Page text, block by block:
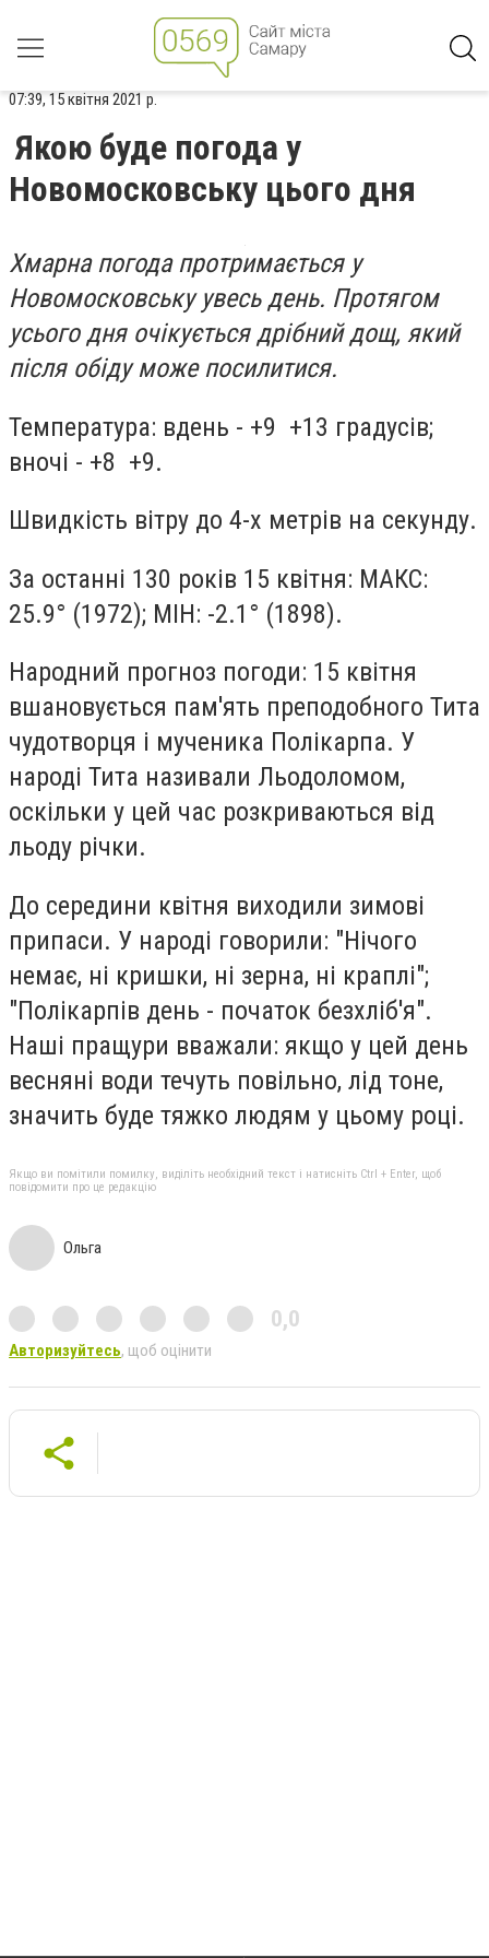
07:39, 15 квітня 2021 р.
Якою буде погода у
Новомосковську цього дня
Хмарна погода протримається у
Новомосковську увесь день. Протягом
усього дня очікується дрібний дощ, який
після обіду може посилитися.
Температура: вдень - +9 +13 градусів;
вночі - +8 +9.
Швидкість вітру до 4-х метрів на секунду.
За останні 130 років 15 квітня: МАКС:
25.9° (1972); МІН: -2.1° (1898).
Народний прогноз погоди: 15 квітня
вшановується пам'ять преподобного Тита
чудотворця і мученика Полікарпа. У
народі Тита називали Льодоломом,
оскільки у цей час розкриваються від
льоду річки.
До середини квітня виходили зимові
припаси. У народі говорили: "Нічого
немає, ні кришки, ні зерна, ні краплі";
"Полікарпів день - початок безхліб'я".
Наші пращури вважали: якщо у цей день
весняні води течуть повільно, лід тоне,
значить буде тяжко людям у цьому році.
Якщо ви помітили помилку, виділіть необхідний текст і натисніть Ctrl + Enter, щоб
повідомити про це редакцію
Ольга
0,0
Авторизуйтесь, щоб оцінити